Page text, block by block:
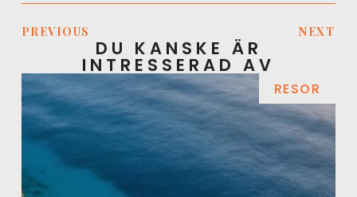
PREVIOUS NEXT
DU KANSKE ÄR
INTRESSERAD AV
RESOR